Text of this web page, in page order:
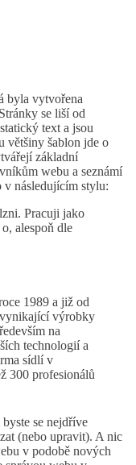
byla vytvořena
se liší od
text a jsou
většiny šablon jde o
základní
webu a seznámí
v následujícím stylu:
Pracuji jako
alespoň dle
1989 a již od
výrobky
na
technologií a
sídlí v
300 profesionálů
se nejdříve
(nebo upravit). A nic
v podobě nových